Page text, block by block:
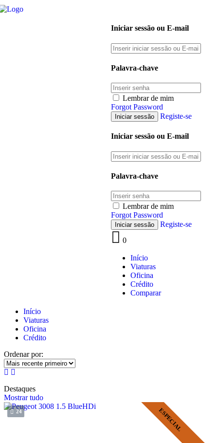
Iniciar sessão ou E-mail
Palavra-chave
Lembrar de mim
Forgot Password
Registe-se
Iniciar sessão ou E-mail
Palavra-chave
Lembrar de mim
Forgot Password
Registe-se
0
Início
Viaturas
Oficina
Crédito
Comparar
Início
Viaturas
Oficina
Crédito
Ordenar por:
Destaques
Mostrar tudo
ESPECIAL
24